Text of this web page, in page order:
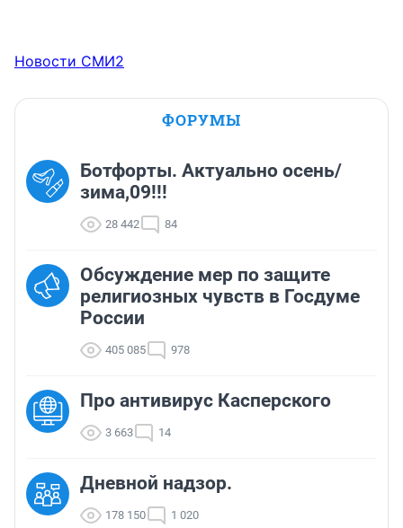
Новости СМИ2
ФОРУМЫ
Ботфорты. Актуально осень/
зима,09!!!
28 442 84
Обсуждение мер по защите
религиозных чувств в Госдуме
России
405 085 978
Про антивирус Касперского
3 663 14
Дневной надзор.
178 150 1 020